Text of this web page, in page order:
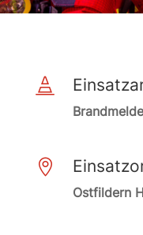


Ostfildern